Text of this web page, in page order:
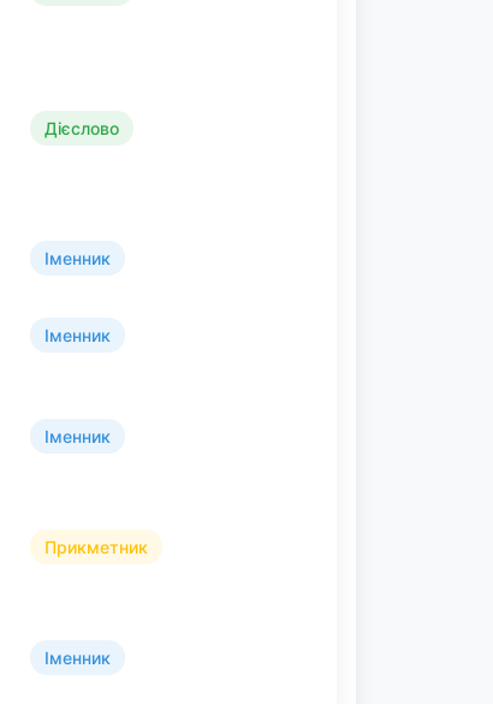
Дієслово
Іменник
Іменник
Іменник
Прикметник
Іменник